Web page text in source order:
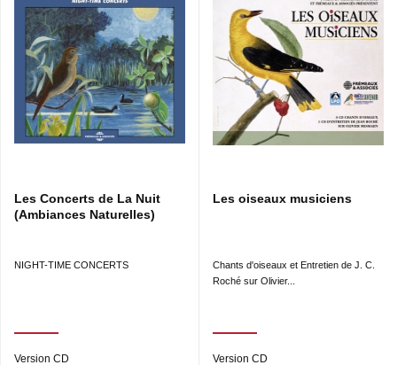
Les Concerts de La Nuit
(Ambiances Naturelles)
NIGHT-TIME CONCERTS
Version CD
Les oiseaux musiciens
Chants d'oiseaux et Entretien de J. C.
Roché sur Olivier...
Version CD